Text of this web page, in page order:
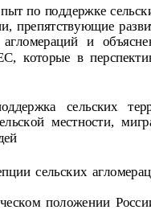
по поддержке
препятствующие
и
которые в
сельских
местности,
сельских
положении